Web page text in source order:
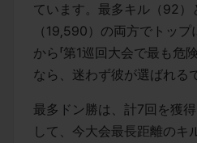
ています。最多キル（92）
（19,590）の両方でトッ
から「第1巡回大会で最も危
なら、迷わず彼が選ばれる
最多ドン勝は、計7回を獲
して、今大会最長距離のキ